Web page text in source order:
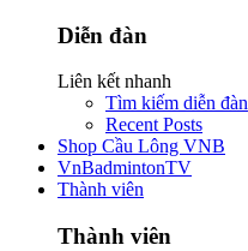
Diễn đàn
Liên kết nhanh
Tìm kiếm diễn đàn
Recent Posts
Shop Cầu Lông VNB
VnBadmintonTV
Thành viên
Thành viên